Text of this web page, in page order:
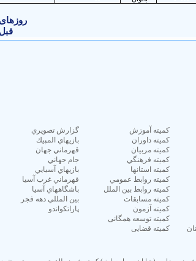
كميته آموزش
كميته داوران
كميته مربيان
كميته فرهنگي
كميته استانها
كميته روابط عمومي
كميته روابط بين الملل
كميته مسابقات
كميته آزمون
كميته توسعه همگانی
كميته قضایی
گزارش تصويري
بازيهاي المپيك
قهرماني جهان
جام جهاني
بازيهاي آسيايي
قهرماني غرب آسيا
باشگاههاي آسيا
بين المللي دهه فجر
پاراتکواندو